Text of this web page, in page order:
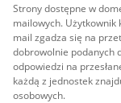
Strony dostępne w
mailowych.
mail zgadza się na
dobrowolnie podanych
odpowiedzi na
każdą z jednostek
osobowych.